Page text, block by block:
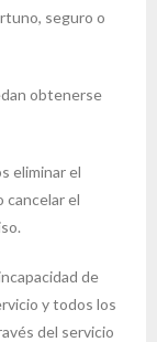
seguro o
obtenerse
eliminar el
cancelar el
de
y todos los
del servicio